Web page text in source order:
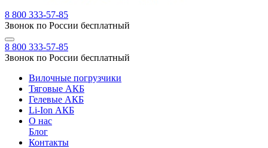
8 800 333-57-85
Звонок по России бесплатный
8 800 333-57-85
Звонок по России бесплатный
Вилочные погрузчики
Тяговые АКБ
Гелевые АКБ
Li-Ion АКБ
О нас
Блог
Контакты